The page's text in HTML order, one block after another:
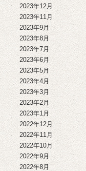
2023年12月
2023年11月
2023年9月
2023年8月
2023年7月
2023年6月
2023年5月
2023年4月
2023年3月
2023年2月
2023年1月
2022年12月
2022年11月
2022年10月
2022年9月
2022年8月